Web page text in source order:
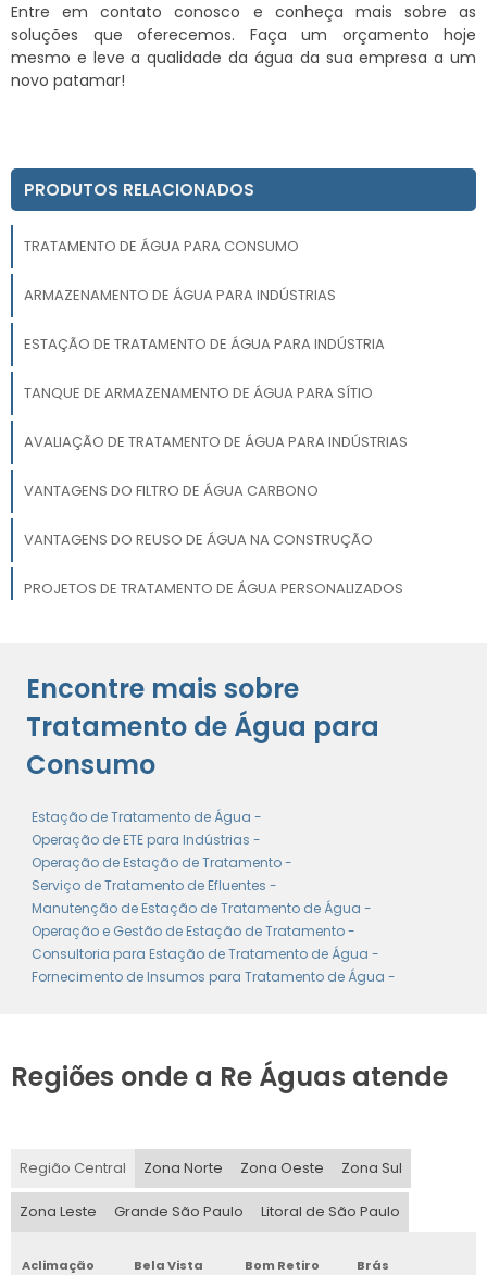
Entre em contato conosco e conheça mais sobre as
soluções que oferecemos. Faça um orçamento hoje
mesmo e leve a qualidade da água da sua empresa a um
novo patamar!
PRODUTOS RELACIONADOS
TRATAMENTO DE ÁGUA PARA CONSUMO
ARMAZENAMENTO DE ÁGUA PARA INDÚSTRIAS
ESTAÇÃO DE TRATAMENTO DE ÁGUA PARA INDÚSTRIA
TANQUE DE ARMAZENAMENTO DE ÁGUA PARA SÍTIO
AVALIAÇÃO DE TRATAMENTO DE ÁGUA PARA INDÚSTRIAS
VANTAGENS DO FILTRO DE ÁGUA CARBONO
VANTAGENS DO REUSO DE ÁGUA NA CONSTRUÇÃO
PROJETOS DE TRATAMENTO DE ÁGUA PERSONALIZADOS
ESTAÇÃO DE TRATAMENTO DE ÁGUA PREFABRICADA
Encontre mais sobre
Tratamento de Água para
Consumo
Estação de Tratamento de Água -
Operação de ETE para Indústrias -
Operação de Estação de Tratamento -
Serviço de Tratamento de Efluentes -
Manutenção de Estação de Tratamento de Água -
Operação e Gestão de Estação de Tratamento -
Consultoria para Estação de Tratamento de Água -
Fornecimento de Insumos para Tratamento de Água -
Regiões onde a Re Águas atende
Região Central Zona Norte Zona Oeste Zona Sul
Zona Leste Grande São Paulo Litoral de São Paulo
Aclimação Bela Vista Bom Retiro
Brás